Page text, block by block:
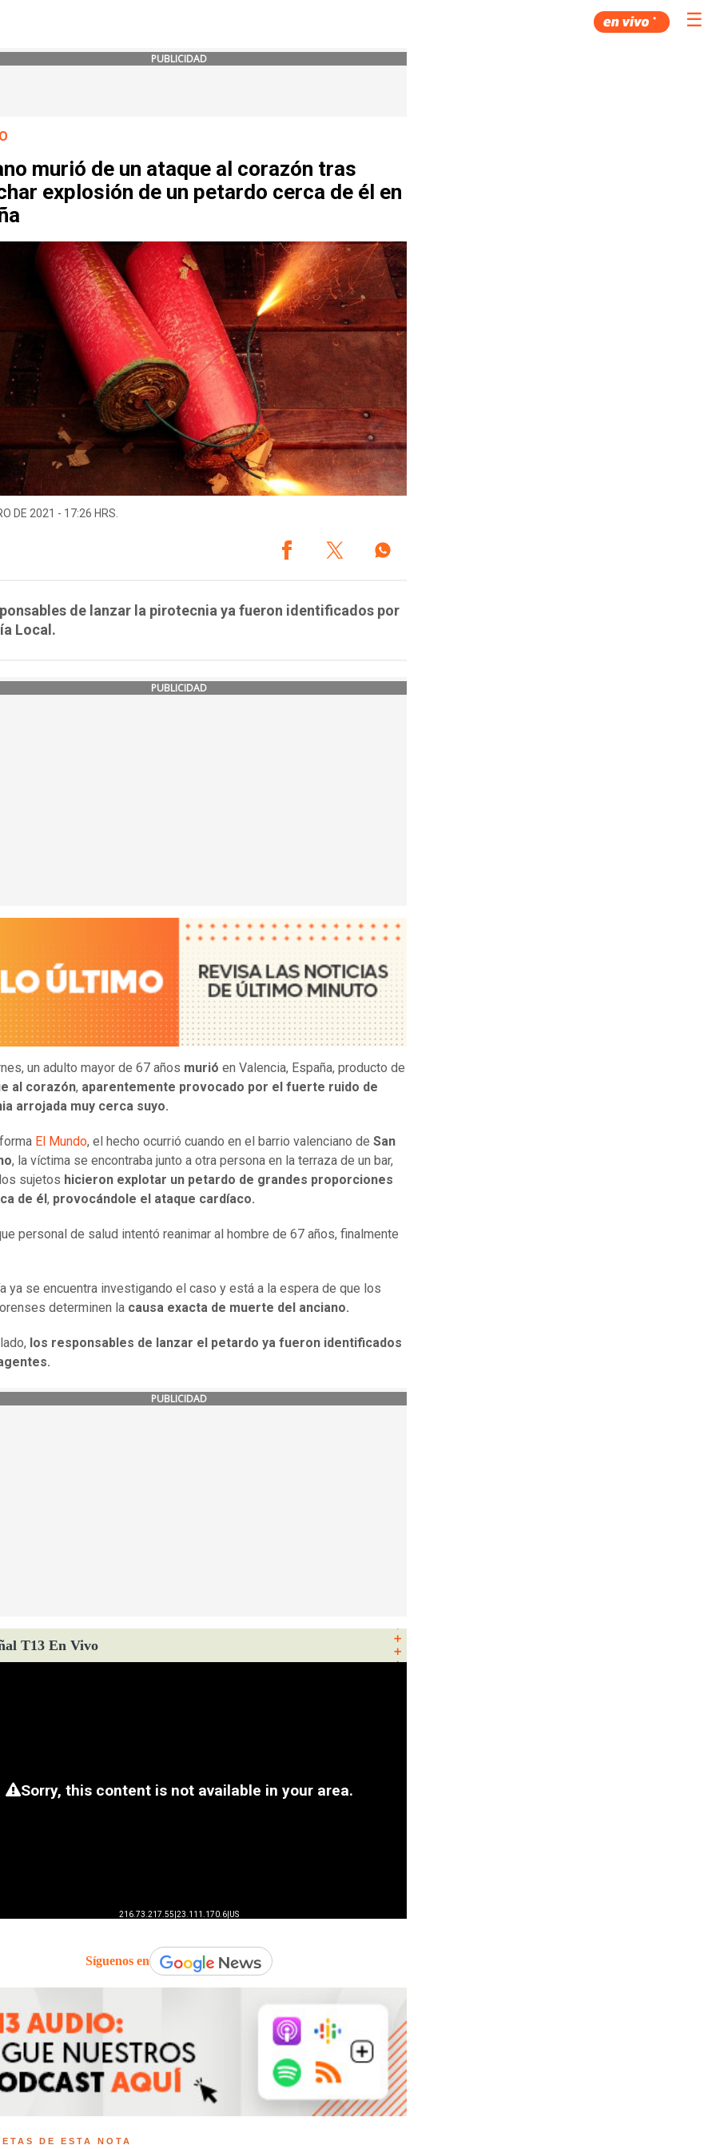
☰
PUBLICIDAD
murió de un ataque al corazón tras
explosión de un petardo cerca de él en
DE 2021 - 17:26 HRS.
de lanzar la pirotecnia ya fueron identificados por
Local.
PUBLICIDAD
un adulto mayor de 67 años murió en Valencia, España, producto de
al corazón, aparentemente provocado por el fuerte ruido de
arrojada muy cerca suyo.
El Mundo, el hecho ocurrió cuando en el barrio valenciano de San
, la víctima se encontraba junto a otra persona en la terraza de un bar,
sujetos hicieron explotar un petardo de grandes proporciones
de él , provocándole el ataque cardíaco.
personal de salud intentó reanimar al hombre de 67 años, finalmente
ya se encuentra investigando el caso y está a la espera de que los
determinen la causa exacta de muerte del anciano.
los responsables de lanzar el petardo ya fueron identificados
PUBLICIDAD
T13 En Vivo
Síguenos en
DE ESTA NOTA